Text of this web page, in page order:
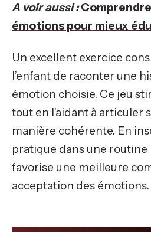
A voir aussi :
émotions pour mieux
Un excellent exercice
l’enfant de raconter une
émotion choisie. Ce jeu
tout en l’aidant à articuler
manière cohérente. En
pratique dans une routine
favorise une meilleure
acceptation des émotions.